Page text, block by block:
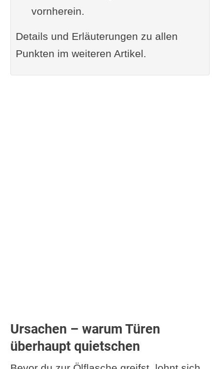
vornherein.
Details und Erläuterungen zu allen
Punkten im weiteren Artikel.
Ursachen – warum Türen
überhaupt quietschen